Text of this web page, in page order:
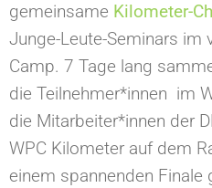
gemeinsame Kilometer-
Junge-Leute-Seminars im
Camp. 7 Tage lang
die Teilnehmer*innen im
die Mitarbeiter*innen der
WPC Kilometer auf dem
einem spannenden Finale